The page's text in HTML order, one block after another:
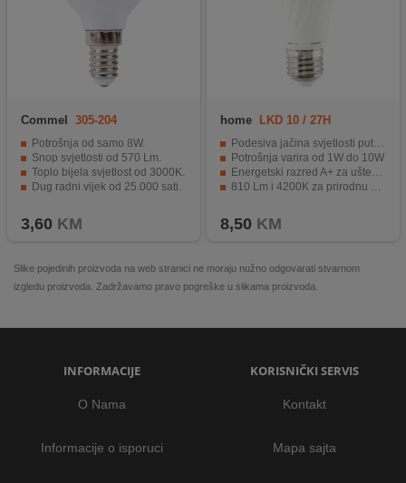
Commel 305-204
Potrošnja od samo 8W.
Snop svjetlosti od 570 Lm.
Toplo bijela svjetlost od 3000K.
Dug radni vijek od 25.000 sati.
3,60 KM
home LKD 10 / 27H
Podesiva jačina svjetlosti putem prekidača
Potrošnja varira od 1W do 10W
Energetski razred A+ za uštedu energije
810 Lm i 4200K za prirodnu bijelu svjetlost
8,50 KM
Slike pojedinih proizvoda na web stranici ne moraju nužno odgovarati stvarnom
izgledu proizvoda. Zadržavamo pravo pogreške u slikama proizvoda.
INFORMACIJE
O Nama
Informacije o isporuci
KORISNIČKI SERVIS
Kontakt
Mapa sajta